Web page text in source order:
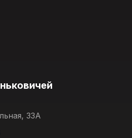
33А